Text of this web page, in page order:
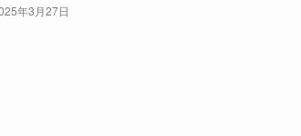
年3月27日